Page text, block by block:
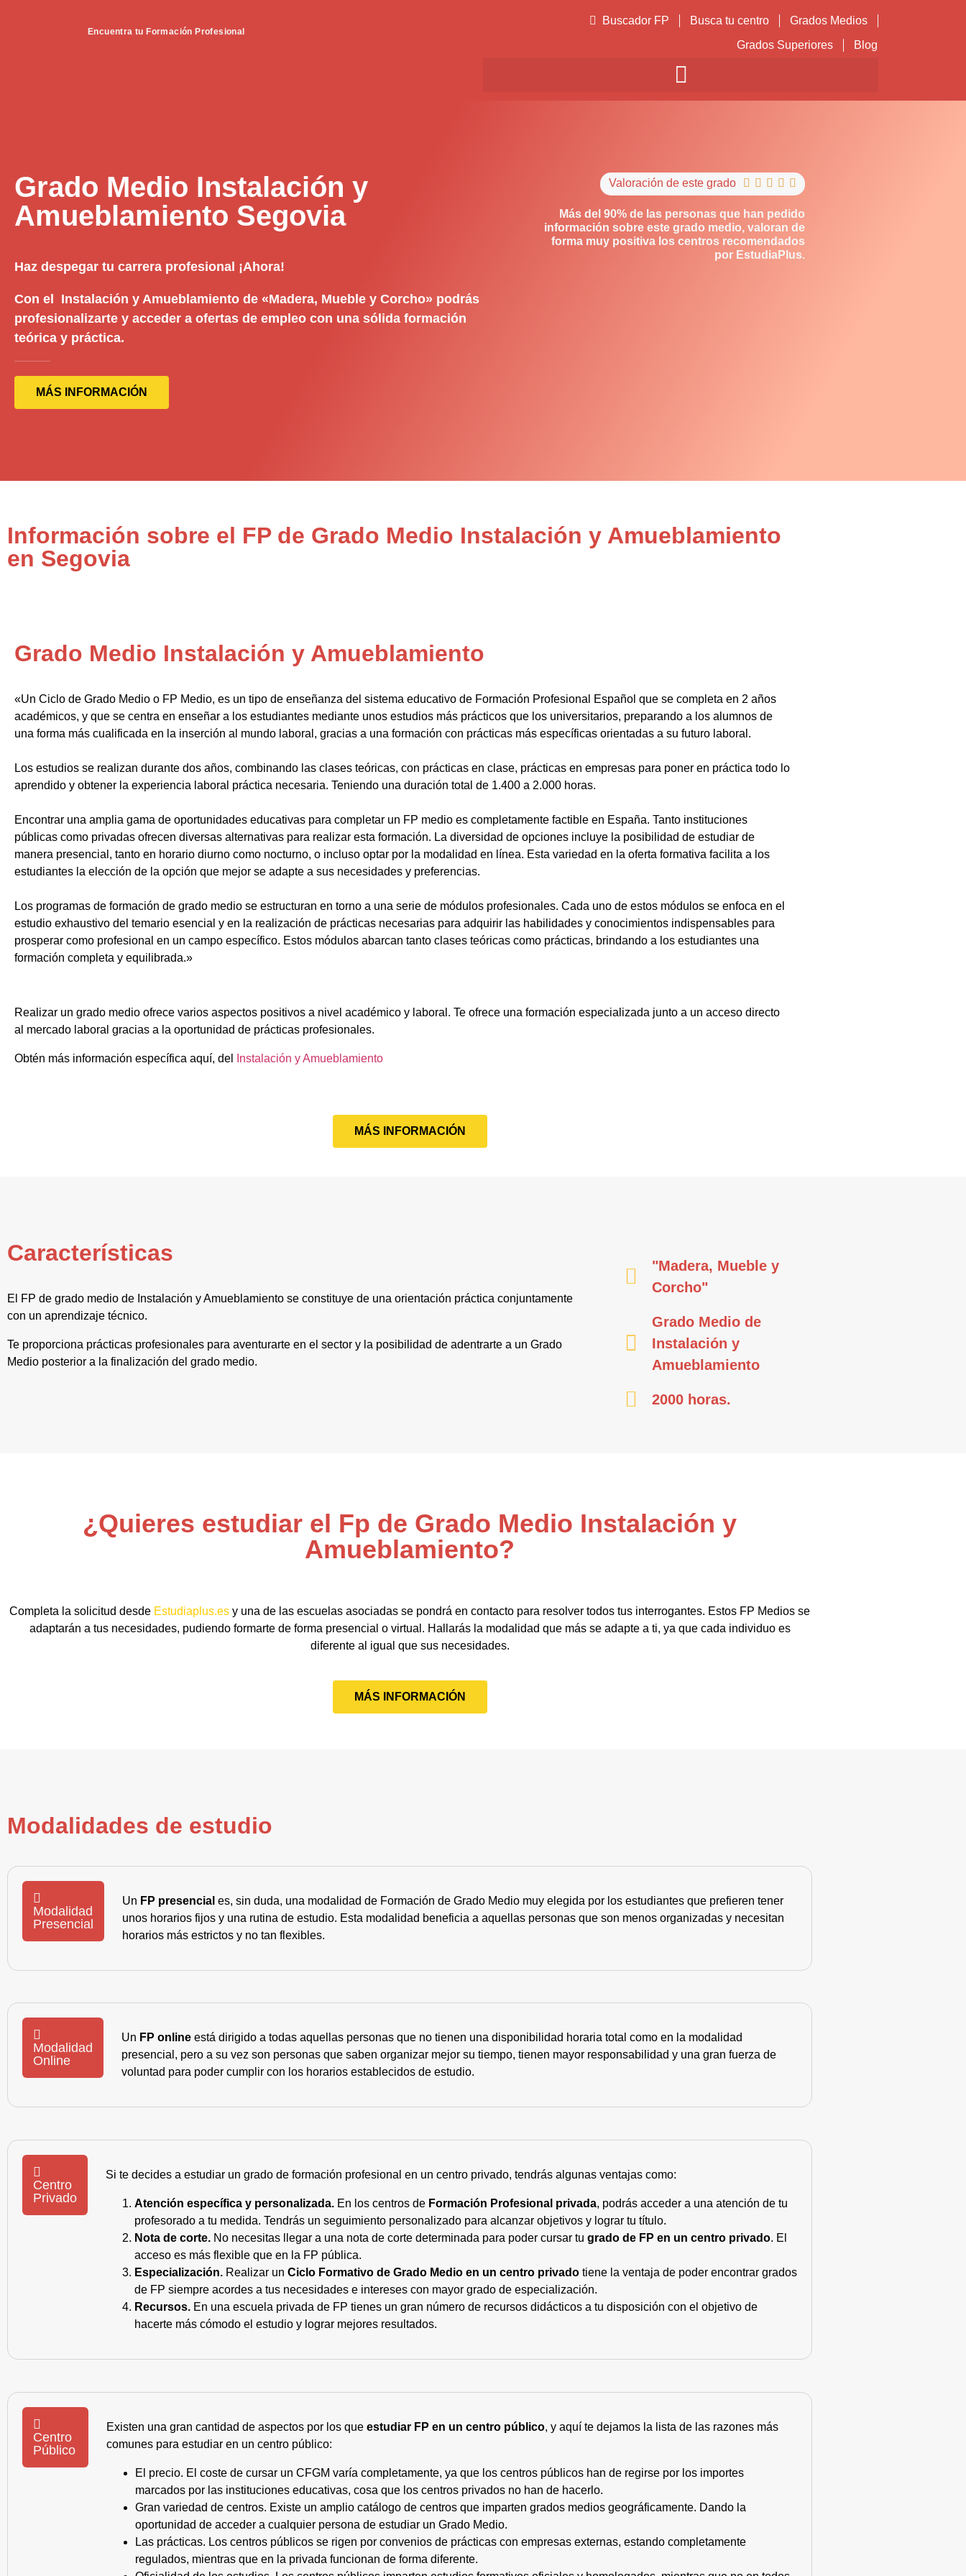
Encuentra tu Formación Profesional
Buscador FP Busca tu centro
Grados Medios
Grados Superiores
Blog
Grado Medio Instalación y
Amueblamiento Segovia
Haz despegar tu carrera profesional ¡Ahora!
Con el Instalación y Amueblamiento de «Madera, Mueble y Corcho» podrás
profesionalizarte y acceder a ofertas de empleo con una sólida formación
teórica y práctica.
MÁS INFORMACIÓN
Valoración de este grado     
Más del 90% de las personas que han pedido
información sobre este grado medio, valoran de
forma muy positiva los centros recomendados
por EstudiaPlus.
Información sobre el FP de Grado Medio Instalación y Amueblamiento
en Segovia
Grado Medio Instalación y Amueblamiento
«Un Ciclo de Grado Medio o FP Medio, es un tipo de enseñanza del sistema educativo de Formación Profesional Español que se completa en 2 años
académicos, y que se centra en enseñar a los estudiantes mediante unos estudios más prácticos que los universitarios, preparando a los alumnos de
una forma más cualificada en la inserción al mundo laboral, gracias a una formación con prácticas más específicas orientadas a su futuro laboral.
Los estudios se realizan durante dos años, combinando las clases teóricas, con prácticas en clase, prácticas en empresas para poner en práctica todo lo
aprendido y obtener la experiencia laboral práctica necesaria. Teniendo una duración total de 1.400 a 2.000 horas.
Encontrar una amplia gama de oportunidades educativas para completar un FP medio es completamente factible en España. Tanto instituciones
públicas como privadas ofrecen diversas alternativas para realizar esta formación. La diversidad de opciones incluye la posibilidad de estudiar de
manera presencial, tanto en horario diurno como nocturno, o incluso optar por la modalidad en línea. Esta variedad en la oferta formativa facilita a los
estudiantes la elección de la opción que mejor se adapte a sus necesidades y preferencias.
Los programas de formación de grado medio se estructuran en torno a una serie de módulos profesionales. Cada uno de estos módulos se enfoca en el
estudio exhaustivo del temario esencial y en la realización de prácticas necesarias para adquirir las habilidades y conocimientos indispensables para
prosperar como profesional en un campo específico. Estos módulos abarcan tanto clases teóricas como prácticas, brindando a los estudiantes una
formación completa y equilibrada.»
Realizar un grado medio ofrece varios aspectos positivos a nivel académico y laboral. Te ofrece una formación especializada junto a un acceso directo
al mercado laboral gracias a la oportunidad de prácticas profesionales.
Obtén más información específica aquí, del Instalación y Amueblamiento
MÁS INFORMACIÓN
Características
El FP de grado medio de Instalación y Amueblamiento se constituye de una orientación práctica conjuntamente
con un aprendizaje técnico.
Te proporciona prácticas profesionales para aventurarte en el sector y la posibilidad de adentrarte a un Grado
Medio posterior a la finalización del grado medio.
"Madera, Mueble y
Corcho"
Grado Medio de
Instalación y
Amueblamiento
2000 horas.
¿Quieres estudiar el Fp de Grado Medio Instalación y
Amueblamiento?
Completa la solicitud desde Estudiaplus.es y una de las escuelas asociadas se pondrá en contacto para resolver todos tus interrogantes. Estos FP Medios se
adaptarán a tus necesidades, pudiendo formarte de forma presencial o virtual. Hallarás la modalidad que más se adapte a ti, ya que cada individuo es
diferente al igual que sus necesidades.
MÁS INFORMACIÓN
Modalidades de estudio
Modalidad
Presencial
Un FP presencial es, sin duda, una modalidad de Formación de Grado Medio muy elegida por los estudiantes que prefieren tener
unos horarios fijos y una rutina de estudio. Esta modalidad beneficia a aquellas personas que son menos organizadas y necesitan
horarios más estrictos y no tan flexibles.
Modalidad
Online
Un FP online está dirigido a todas aquellas personas que no tienen una disponibilidad horaria total como en la modalidad
presencial, pero a su vez son personas que saben organizar mejor su tiempo, tienen mayor responsabilidad y una gran fuerza de
voluntad para poder cumplir con los horarios establecidos de estudio.
Centro
Privado
Si te decides a estudiar un grado de formación profesional en un centro privado, tendrás algunas ventajas como:
Atención específica y personalizada. En los centros de Formación Profesional privada, podrás acceder a una atención de tu
profesorado a tu medida. Tendrás un seguimiento personalizado para alcanzar objetivos y lograr tu título.
Nota de corte. No necesitas llegar a una nota de corte determinada para poder cursar tu grado de FP en un centro privado. El
acceso es más flexible que en la FP pública.
Especialización. Realizar un Ciclo Formativo de Grado Medio en un centro privado tiene la ventaja de poder encontrar grados
de FP siempre acordes a tus necesidades e intereses con mayor grado de especialización.
Recursos. En una escuela privada de FP tienes un gran número de recursos didácticos a tu disposición con el objetivo de
hacerte más cómodo el estudio y lograr mejores resultados.
Centro
Público
Existen una gran cantidad de aspectos por los queestudiar FP en un centro público, y aquí te dejamos la lista de las razones más
comunes para estudiar en un centro público:
El precio. El coste de cursar un CFGM varía completamente, ya que los centros públicos han de regirse por los importes
marcados por las instituciones educativas, cosa que los centros privados no han de hacerlo.
Gran variedad de centros. Existe un amplio catálogo de centros que imparten grados medios geográficamente. Dando la
oportunidad de acceder a cualquier persona de estudiar un Grado Medio.
Las prácticas. Los centros públicos se rigen por convenios de prácticas con empresas externas, estando completamente
regulados, mientras que en la privada funcionan de forma diferente.